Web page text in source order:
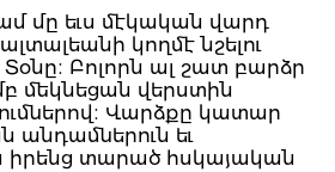
մը եւս մէկական վարդ
կողմէ նշելու
Բոլորն ալ շատ բարձր
մեկնեցան վերստին
Վարձքը կատար
անդամներուն եւ
իրենց տարած հսկայական